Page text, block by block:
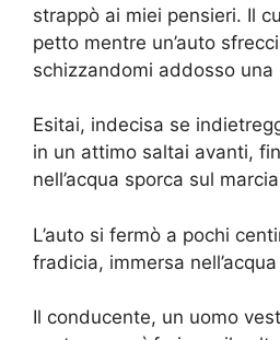
strappò ai miei pensieri. Il
petto mentre un’auto
schizzandomi addosso una
Esitai, indecisa se
in un attimo saltai avanti,
nell’acqua sporca sul
L’auto si fermò a pochi
fradicia, immersa
Il conducente, un uomo